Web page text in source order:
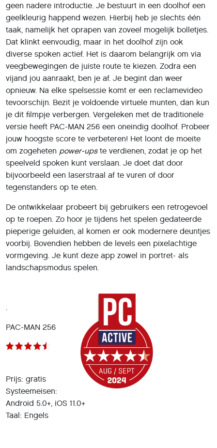
geen nadere introductie. Je bestuurt in een doolhof een
geelkleurig happend wezen. Hierbij heb je slechts één
taak, namelijk het oprapen van zoveel mogelijk bolletjes.
Dat klinkt eenvoudig, maar in het doolhof zijn ook
diverse spoken actief. Het is daarom belangrijk om via
veegbewegingen de juiste route te kiezen. Zodra een
vijand jou aanraakt, ben je af. Je begint dan weer
opnieuw. Na elke spelsessie komt er een reclamevideo
tevoorschijn. Bezit je voldoende virtuele munten, dan kun
je dit filmpje verbergen. Vergeleken met de traditionele
versie heeft PAC-MAN 256 een oneindig doolhof. Probeer
jouw hoogste score te verbeteren! Het loont de moeite
om zogeheten power-upste verdienen, zodat je op het
speelveld spoken kunt verslaan. Je doet dat door
bijvoorbeeld een laserstraal af te vuren of door
tegenstanders op te eten.
De ontwikkelaar probeert bij gebruikers een retrogevoel
op te roepen. Zo hoor je tijdens het spelen gedateerde
pieperige geluiden, al komen er ook modernere deuntjes
voorbij. Bovendien hebben de levels een pixelachtige
vormgeving. Je kunt deze app zowel in portret- als
landschapsmodus spelen.
PAC-MAN 256
Prijs: gratis
Systeemeisen:
Android 5.0+, iOS 11.0+
Taal: Engels